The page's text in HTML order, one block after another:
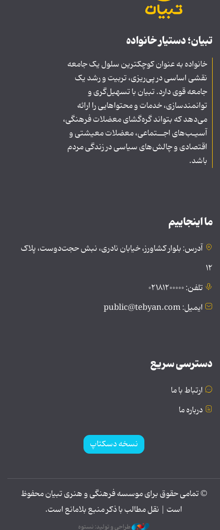
تبیان؛ دستیار خانواده
خانواده به عنوان کوچکترین سلول یک جامعه
نقشی اساسی در پی‌ریزی، تربیت و رشد یک
جامعه قوی دارد. تبیان با تسهیل‌گری و
توانمندسازی، خدمات و محتواهایی را ارائه
می‌دهد که بتواند گره‌گشای معضلات فرهنگی،
آسیـب‌های اجــتماعی، معضلات معیشتی و
اقتصادی و چالش‌های سیاسی در زندگی مردم
باشد.
ما اینجاییم
آدرس: بلوار کشاورز، خیابان نادری، نبش حجت‌دوست، پلاک
۱۲
تلفن: ۰۲۱۸۱۲۰۰۰۰۰
ایمیل: public@tebyan.com
دسترسی سریع
ارتباط با ما
درباره ما
نسخه دسکتاپ
© تمامی حقوق برای موسسه فرهنگی و هنری تبیان محفوظ
است | نقل مطالب با ذکر منبع بلامانع است.
طراحی و تولید: نستوه